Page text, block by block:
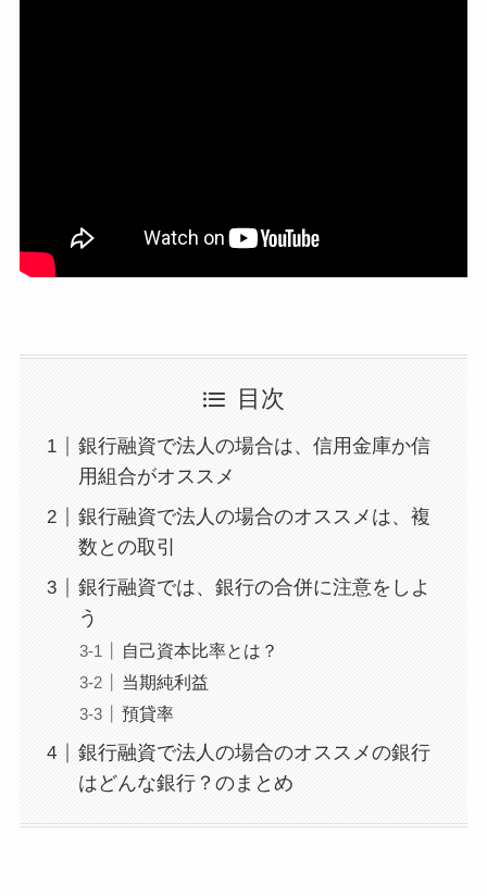
目次
銀行融資で法人の場合は、信用金庫か信
用組合がオススメ
銀行融資で法人の場合のオススメは、複
数との取引
銀行融資では、銀行の合併に注意をしよ
う
自己資本比率とは？
当期純利益
預貸率
銀行融資で法人の場合のオススメの銀行
はどんな銀行？のまとめ